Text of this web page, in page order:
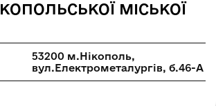
МІСЬКОЇ
53200 м.Нікополь,
вул.Електрометалургів, б.46-А